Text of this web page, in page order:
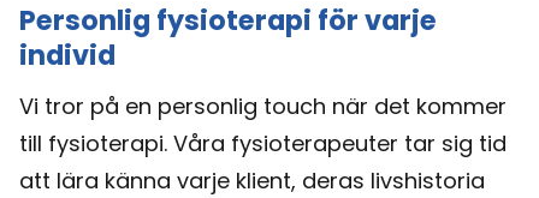
Personlig fysioterapi för varje
individ
Vi tror på en personlig touch när det kommer
till fysioterapi. Våra fysioterapeuter tar sig tid
att lära känna varje klient, deras livshistoria